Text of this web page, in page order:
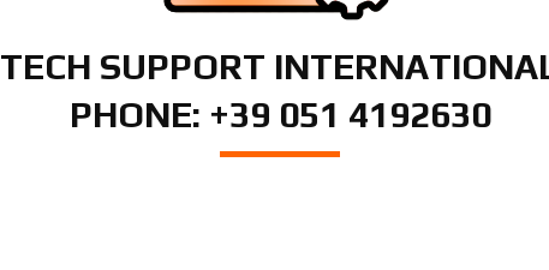
TECH SUPPORT
PHONE: +39 051 4192630